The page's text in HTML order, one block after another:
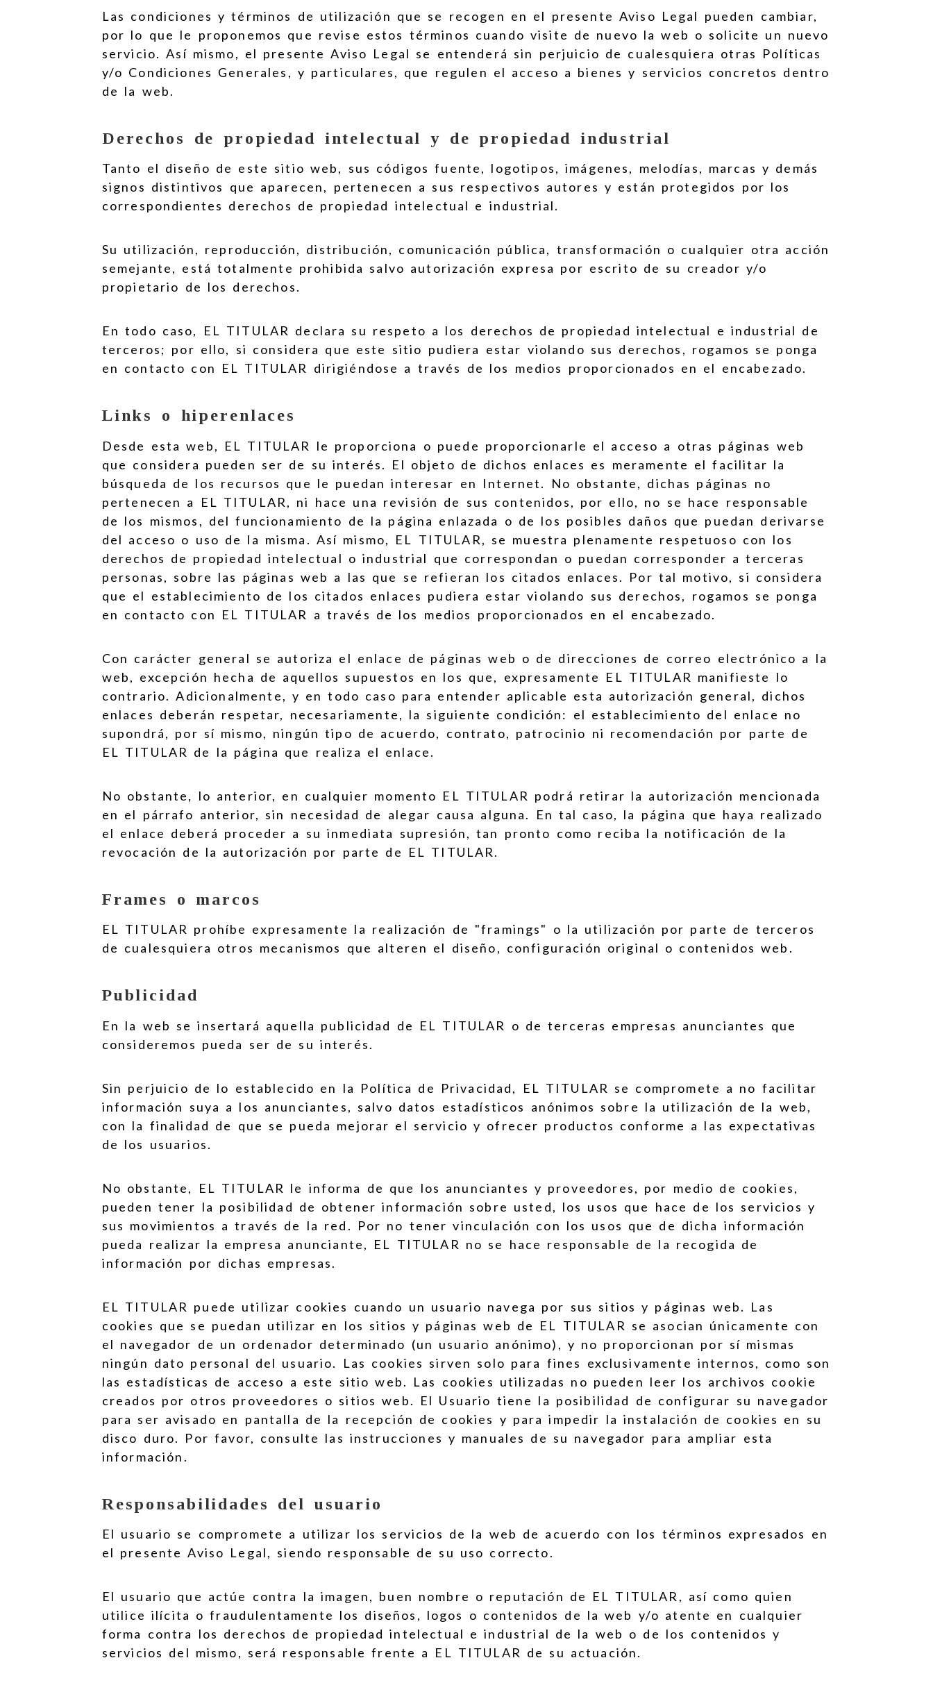
Las condiciones y términos de utilización que se recogen en el presente Aviso Legal pueden cambiar,
por lo que le proponemos que revise estos términos cuando visite de nuevo la web o solicite un nuevo
servicio. Así mismo, el presente Aviso Legal se entenderá sin perjuicio de cualesquiera otras Políticas
y/o Condiciones Generales, y particulares, que regulen el acceso a bienes y servicios concretos dentro
de la web.
Derechos de propiedad intelectual y de propiedad industrial
Tanto el diseño de este sitio web, sus códigos fuente, logotipos, imágenes, melodías, marcas y demás
signos distintivos que aparecen, pertenecen a sus respectivos autores y están protegidos por los
correspondientes derechos de propiedad intelectual e industrial.
Su utilización, reproducción, distribución, comunicación pública, transformación o cualquier otra acción
semejante, está totalmente prohibida salvo autorización expresa por escrito de su creador y/o
propietario de los derechos.
En todo caso, EL TITULAR declara su respeto a los derechos de propiedad intelectual e industrial de
terceros; por ello, si considera que este sitio pudiera estar violando sus derechos, rogamos se ponga
en contacto con EL TITULAR dirigiéndose a través de los medios proporcionados en el encabezado.
Links o hiperenlaces
Desde esta web, EL TITULAR le proporciona o puede proporcionarle el acceso a otras páginas web
que considera pueden ser de su interés. El objeto de dichos enlaces es meramente el facilitar la
búsqueda de los recursos que le puedan interesar en Internet. No obstante, dichas páginas no
pertenecen a EL TITULAR, ni hace una revisión de sus contenidos, por ello, no se hace responsable
de los mismos, del funcionamiento de la página enlazada o de los posibles daños que puedan derivarse
del acceso o uso de la misma. Así mismo, EL TITULAR, se muestra plenamente respetuoso con los
derechos de propiedad intelectual o industrial que correspondan o puedan corresponder a terceras
personas, sobre las páginas web a las que se refieran los citados enlaces. Por tal motivo, si considera
que el establecimiento de los citados enlaces pudiera estar violando sus derechos, rogamos se ponga
en contacto con EL TITULAR a través de los medios proporcionados en el encabezado.
Con carácter general se autoriza el enlace de páginas web o de direcciones de correo electrónico a la
web, excepción hecha de aquellos supuestos en los que, expresamente EL TITULAR manifieste lo
contrario. Adicionalmente, y en todo caso para entender aplicable esta autorización general, dichos
enlaces deberán respetar, necesariamente, la siguiente condición: el establecimiento del enlace no
supondrá, por sí mismo, ningún tipo de acuerdo, contrato, patrocinio ni recomendación por parte de
EL TITULAR de la página que realiza el enlace.
No obstante, lo anterior, en cualquier momento EL TITULAR podrá retirar la autorización mencionada
en el párrafo anterior, sin necesidad de alegar causa alguna. En tal caso, la página que haya realizado
el enlace deberá proceder a su inmediata supresión, tan pronto como reciba la notificación de la
revocación de la autorización por parte de EL TITULAR.
Frames o marcos
EL TITULAR prohíbe expresamente la realización de "framings" o la utilización por parte de terceros
de cualesquiera otros mecanismos que alteren el diseño, configuración original o contenidos web.
Publicidad
En la web se insertará aquella publicidad de EL TITULAR o de terceras empresas anunciantes que
consideremos pueda ser de su interés.
Sin perjuicio de lo establecido en la Política de Privacidad, EL TITULAR se compromete a no facilitar
información suya a los anunciantes, salvo datos estadísticos anónimos sobre la utilización de la web,
con la finalidad de que se pueda mejorar el servicio y ofrecer productos conforme a las expectativas
de los usuarios.
No obstante, EL TITULAR le informa de que los anunciantes y proveedores, por medio de cookies,
pueden tener la posibilidad de obtener información sobre usted, los usos que hace de los servicios y
sus movimientos a través de la red. Por no tener vinculación con los usos que de dicha información
pueda realizar la empresa anunciante, EL TITULAR no se hace responsable de la recogida de
información por dichas empresas.
EL TITULAR puede utilizar cookies cuando un usuario navega por sus sitios y páginas web. Las
cookies que se puedan utilizar en los sitios y páginas web de EL TITULAR se asocian únicamente con
el navegador de un ordenador determinado (un usuario anónimo), y no proporcionan por sí mismas
ningún dato personal del usuario. Las cookies sirven solo para fines exclusivamente internos, como son
las estadísticas de acceso a este sitio web. Las cookies utilizadas no pueden leer los archivos cookie
creados por otros proveedores o sitios web. El Usuario tiene la posibilidad de configurar su navegador
para ser avisado en pantalla de la recepción de cookies y para impedir la instalación de cookies en su
disco duro. Por favor, consulte las instrucciones y manuales de su navegador para ampliar esta
información.
Responsabilidades del usuario
El usuario se compromete a utilizar los servicios de la web de acuerdo con los términos expresados en
el presente Aviso Legal, siendo responsable de su uso correcto.
El usuario que actúe contra la imagen, buen nombre o reputación de EL TITULAR, así como quien
utilice ilícita o fraudulentamente los diseños, logos o contenidos de la web y/o atente en cualquier
forma contra los derechos de propiedad intelectual e industrial de la web o de los contenidos y
servicios del mismo, será responsable frente a EL TITULAR de su actuación.